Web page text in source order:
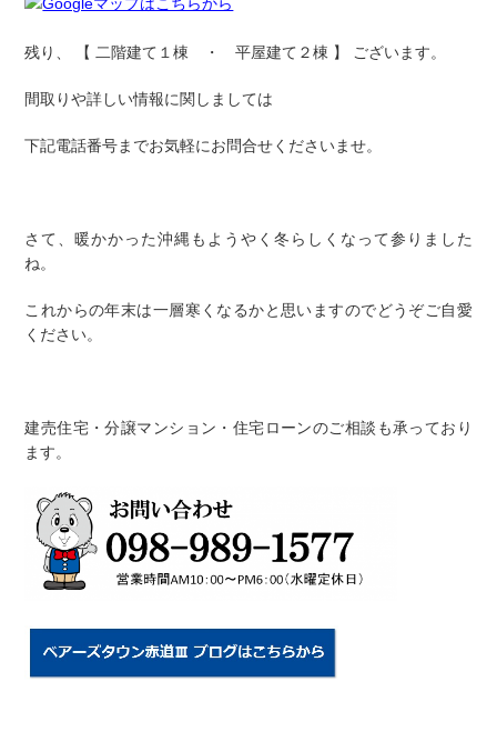
残り、 【 二階建て１棟 ・ 平屋建て２棟 】 ございます。
間取りや詳しい情報に関しましては
下記電話番号までお気軽にお問合せくださいませ。
さて、暖かかった沖縄もようやく冬らしくなって参りました
ね。
これからの年末は一層寒くなるかと思いますのでどうぞご自愛
ください。
建売住宅・分譲マンション・住宅ローンのご相談も承っており
ます。